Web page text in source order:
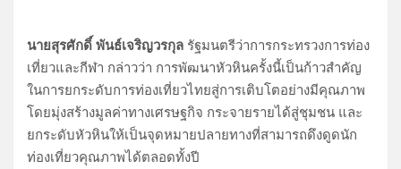
นายสุรศักดิ์ พันธ์เจริญวรกุล รัฐมนตรีว่าการกระทรวงการท่อง
เที่ยวและกีฬา กล่าวว่า การพัฒนาหัวหินครั้งนี้เป็นก้าวสำคัญ
ในการยกระดับการท่องเที่ยวไทยสู่การเติบโตอย่างมีคุณภาพ
โดยมุ่งสร้างมูลค่าทางเศรษฐกิจ กระจายรายได้สู่ชุมชน และ
ยกระดับหัวหินให้เป็นจุดหมายปลายทางที่สามารถดึงดูดนัก
ท่องเที่ยวคุณภาพได้ตลอดทั้งปี